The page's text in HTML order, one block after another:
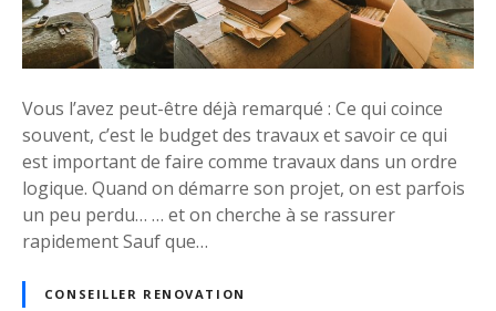
r
e
n
o
v
a
t
i
n
e
s
b
o
n
n
i
é
Vous l’avez peut-être déjà remarqué : Ce qui coince
souvent, c’est le budget des travaux et savoir ce qui
est important de faire comme travaux dans un ordre
logique. Quand on démarre son projet, on est parfois
un peu perdu… … et on cherche à se rassurer
rapidement Sauf que…
CONSEILLER RENOVATION